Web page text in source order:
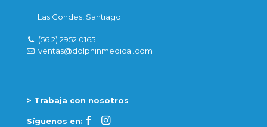
Las Condes, Santiago
(56 2) 2952 0165
ventas@dolphinmedical.com
> Trabaja con nosotros
Síguenos en: